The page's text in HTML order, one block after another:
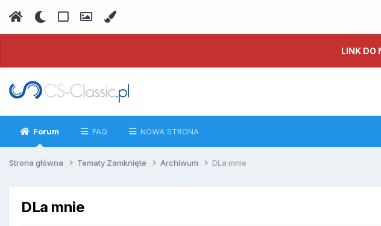
LINK DO
Forum FAQ NOWA STRONA
Strona główna Tematy Zamknięte Archiwum DLa mnie
DLa mnie